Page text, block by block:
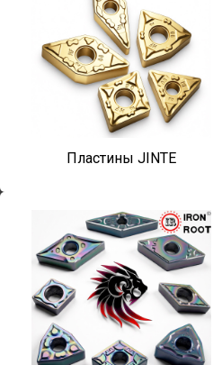
Пластины JINTE